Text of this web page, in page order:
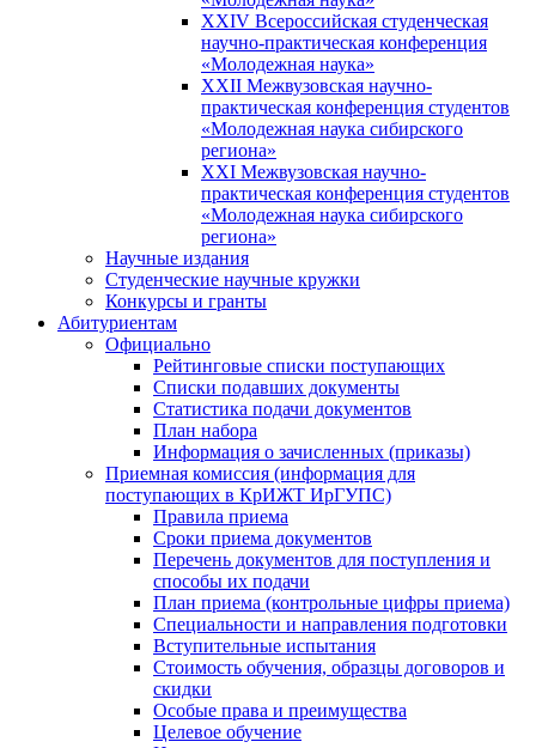
XXIV Всероссийская студенческая
научно-практическая конференция
«Молодежная наука»
XXII Межвузовская научно-
практическая конференция студентов
«Молодежная наука сибирского
региона»
XXI Межвузовская научно-
практическая конференция студентов
«Молодежная наука сибирского
региона»
Научные издания
Студенческие научные кружки
Конкурсы и гранты
Абитуриентам
Официально
Рейтинговые списки поступающих
Списки подавших документы
Статистика подачи документов
План набора
Информация о зачисленных (приказы)
Приемная комиссия (информация для
поступающих в КрИЖТ ИрГУПС)
Правила приема
Сроки приема документов
Перечень документов для поступления и
способы их подачи
План приема (контрольные цифры приема)
Специальности и направления подготовки
Вступительные испытания
Стоимость обучения, образцы договоров и
скидки
Особые права и преимущества
Целевое обучение